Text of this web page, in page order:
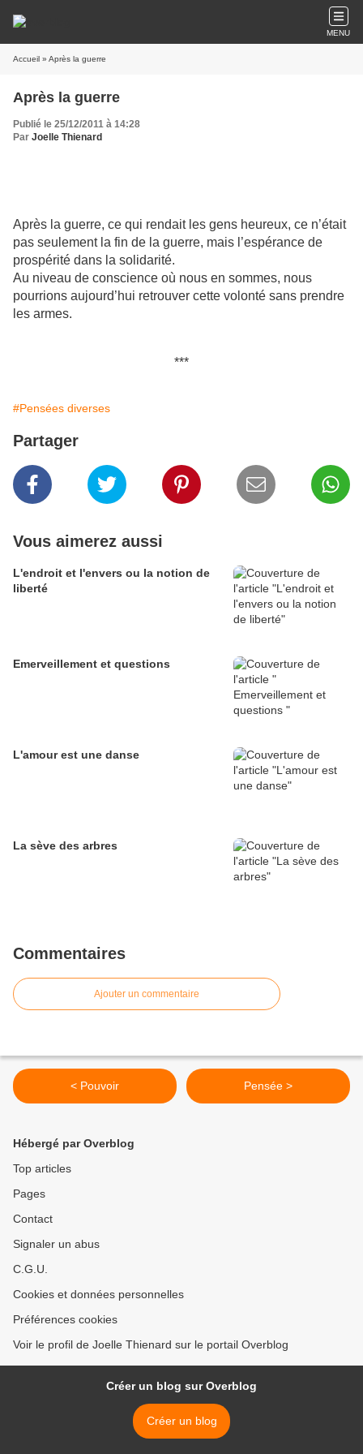
MENU
Accueil » Après la guerre
Après la guerre
Publié le 25/12/2011 à 14:28
Par Joelle Thienard
Après la guerre, ce qui rendait les gens heureux, ce n’était
pas seulement la fin de la guerre, mais l’espérance de
prospérité dans la solidarité.
Au niveau de conscience où nous en sommes, nous
pourrions aujourd’hui retrouver cette volonté sans prendre
les armes.
***
#Pensées diverses
Partager
Vous aimerez aussi
L'endroit et l'envers ou la notion de
liberté
Emerveillement et questions
L'amour est une danse
La sève des arbres
Commentaires
Ajouter un commentaire
< Pouvoir Pensée >
Hébergé par Overblog
Top articles
Pages
Contact
Signaler un abus
C.G.U.
Cookies et données personnelles
Préférences cookies
Voir le profil de Joelle Thienard sur le portail Overblog
Créer un blog sur Overblog
Créer un blog